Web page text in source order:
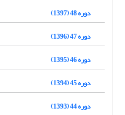
دوره 48 (1397)
دوره 47 (1396)
دوره 46 (1395)
دوره 45 (1394)
دوره 44 (1393)